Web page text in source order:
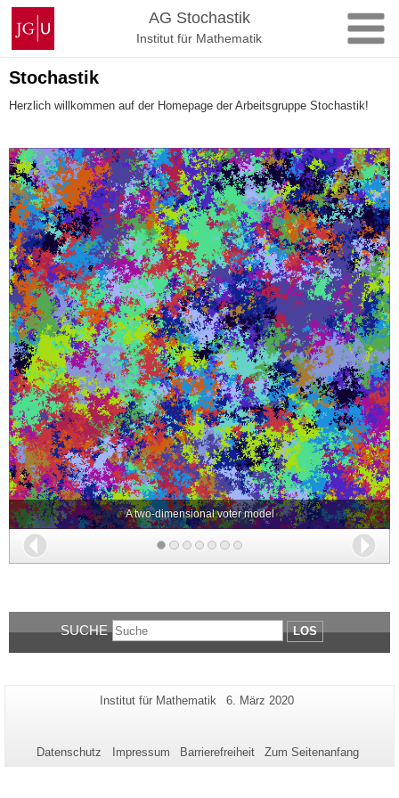
Zum
Inhalt
springen
Johannes
Gutenberg-
Universität
Mainz
AG Stochastik
Institut für Mathematik
Stochastik
Herzlich willkommen auf der Homepage der Arbeitsgruppe Stochastik!
A two-dimensional voter model
Zurück
SUCHE LOS
Zusätzliche
dieser
Seiten-
Institut für Mathematik
Letzte
6. März 2020
Datenschutz Impressum Barrierefreiheit Zum Seitenanfang